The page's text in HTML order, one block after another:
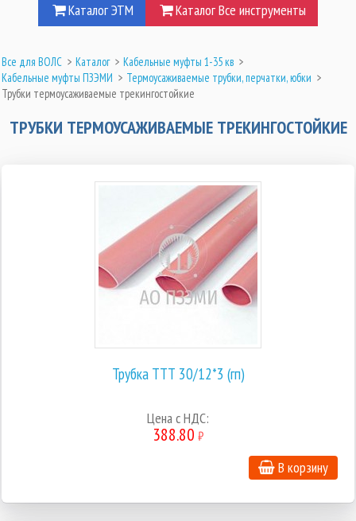
Каталог ЭТМ Каталог Все инструменты
Все для ВОЛС > Каталог > Кабельные муфты 1-35 кв >
Кабельные муфты ПЗЭМИ > Термоусаживаемые трубки, перчатки, юбки >
Трубки термоусаживаемые трекингостойкие
ТРУБКИ ТЕРМОУСАЖИВАЕМЫЕ ТРЕКИНГОСТОЙКИЕ
Трубка ТТТ 30/12*3 (гп)
Цена с НДС:
388.80 ₽
В корзину